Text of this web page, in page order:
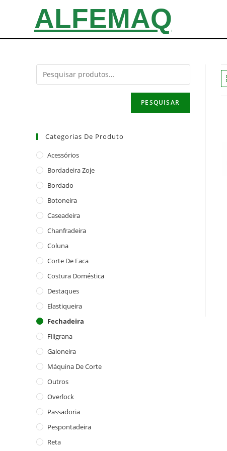
ALFEMAQ
PESQUISAR
Categorias De Produto
Acessórios
Bordadeira Zoje
Bordado
Botoneira
Caseadeira
Chanfradeira
Coluna
Corte De Faca
Costura Doméstica
Destaques
Elastiqueira
Fechadeira
Filigrana
Galoneira
Máquina De Corte
Outros
Overlock
Passadoria
Pespontadeira
Reta